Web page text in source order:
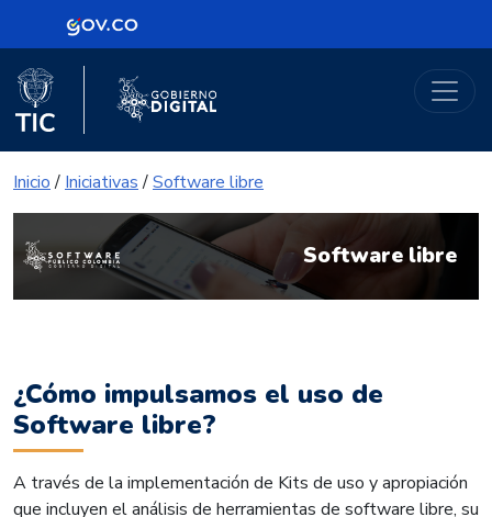
Logo Gobierno de Colombia
Portal Gobierno Digital
Logo del Ministerio TIC
Inicio/ Iniciativas/Software libre
Software libre
¿Cómo impulsamos el uso de
Software libre?
A través de la implementación de Kits de uso y apropiación
que incluyen el análisis de herramientas de software libre, su